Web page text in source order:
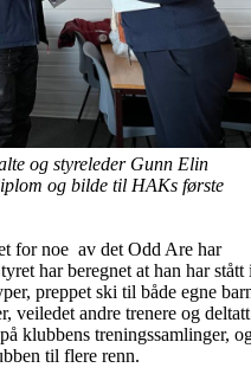
og styreleder Gunn Elin
og bilde til HAKs første
for noe av det Odd Are har
har beregnet at han har stått
preppet ski til både egne
veiledet andre trenere og
klubbens treningssamlinger,
til flere renn.